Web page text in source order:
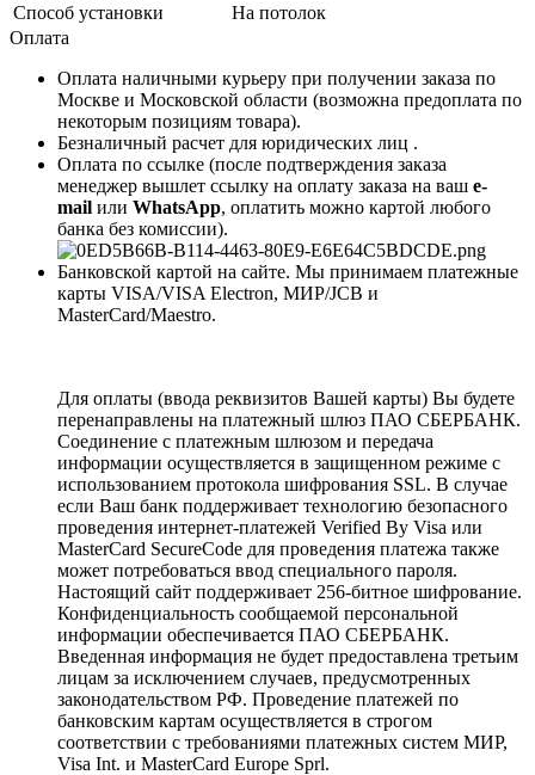
Способ установки
На потолок
Оплата
Оплата наличными курьеру при получении заказа по
Москве и Московской области (возможна предоплата по
некоторым позициям товара).
Безналичный расчет для юридических лиц .
Оплата по ссылке (после подтверждения заказа
менеджер вышлет ссылку на оплату заказа на ваш e-
mail или WhatsApp, оплатить можно картой любого
банка без комиссии).
Банковской картой на сайте. Мы принимаем платежные
карты VISA/VISA Electron, МИР/JCB и
MasterCard/Maestro.
Для оплаты (ввода реквизитов Вашей карты) Вы будете
перенаправлены на платежный шлюз ПАО СБЕРБАНК.
Соединение с платежным шлюзом и передача
информации осуществляется в защищенном режиме с
использованием протокола шифрования SSL. В случае
если Ваш банк поддерживает технологию безопасного
проведения интернет-платежей Verified By Visa или
MasterCard SecureCode для проведения платежа также
может потребоваться ввод специального пароля.
Настоящий сайт поддерживает 256-битное шифрование.
Конфиденциальность сообщаемой персональной
информации обеспечивается ПАО СБЕРБАНК.
Введенная информация не будет предоставлена третьим
лицам за исключением случаев, предусмотренных
законодательством РФ. Проведение платежей по
банковским картам осуществляется в строгом
соответствии с требованиями платежных систем МИР,
Visa Int. и MasterCard Europe Sprl.